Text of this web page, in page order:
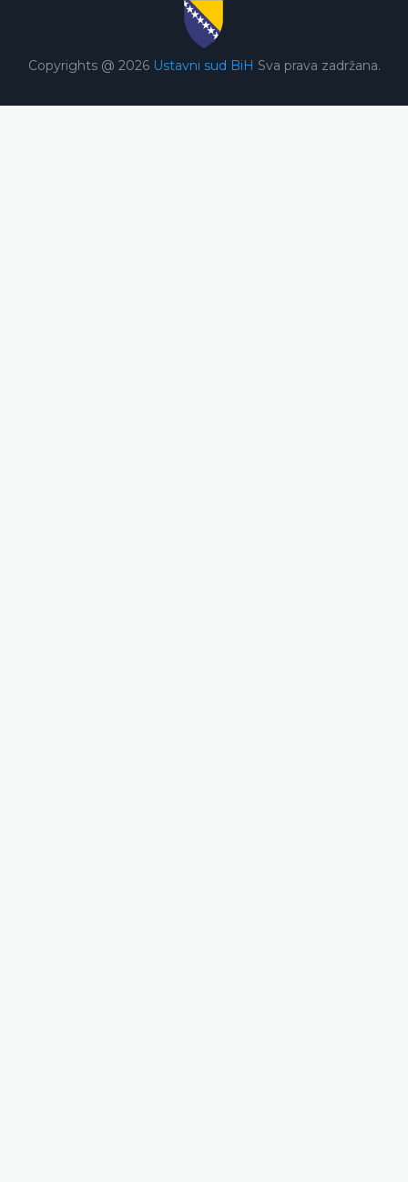
Copyrights @ 2026 Ustavni sud BiH Sva prava zadržana.